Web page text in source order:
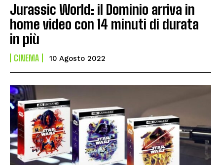
Jurassic World: il Dominio arriva in
home video con 14 minuti di durata
in più
CINEMA 10 Agosto 2022